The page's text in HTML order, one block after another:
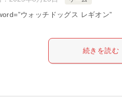
ウォッチドッグス レギオン”
続きを読む